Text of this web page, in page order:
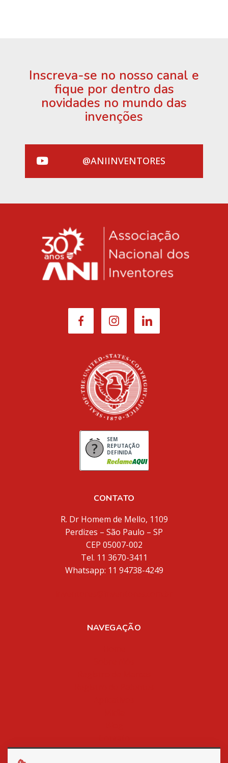
Inscreva-se no nosso canal e
fique por dentro das
novidades no mundo das
invenções
@ANIINVENTORES
SEM
REPUTAÇÃO
DEFINIDA
CONTATO
R. Dr Homem de Mello, 1109
Perdizes – São Paulo – SP
CEP 05007-002
Tel. 11 3670-3411
Whatsapp: 11 94738-4249
NAVEGAÇÃO
Política de Privacidade